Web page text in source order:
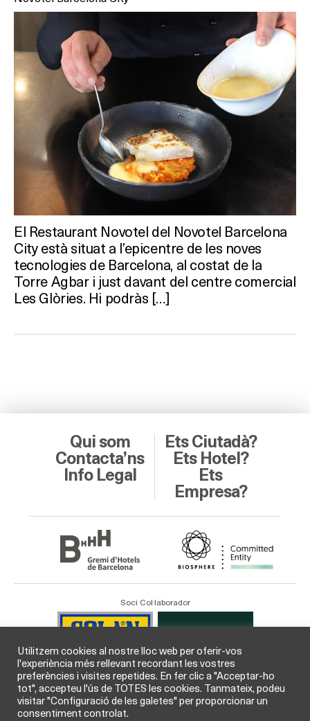
El Restaurant Novotel del Novotel Barcelona
City està situat a l’epicentre de les noves
tecnologies de Barcelona, al costat de la
Torre Agbar i just davant del centre comercial
Les Glòries. Hi podràs […]
Qui som
Contacta’ns
Info Legal
Ets Ciutadà?
Ets Hotel?
Ets
Empresa?
Soci Col·laborador
Utilitzem cookies al nostre lloc web per oferir-vos
l'experiència més rellevant recordant les vostres
preferències i visites repetides. En fer clic a "Acceptar-ho
tot", accepteu l'ús de TOTES les cookies. Tanmateix, podeu
visitar "Configuració de les galetes" per proporcionar un
consentiment controlat.